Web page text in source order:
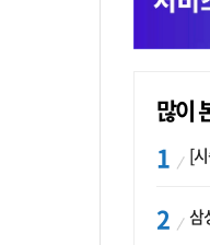
많이
[시승
삼성,